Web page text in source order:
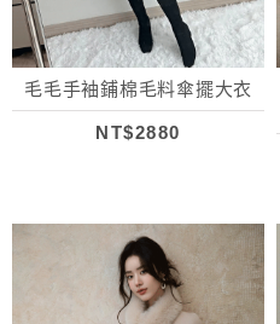
毛毛手袖鋪棉毛料傘擺大衣
NT$2880